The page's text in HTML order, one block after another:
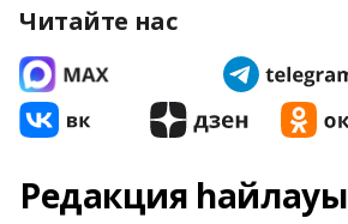
Читайте нас
Редакция һайлауы